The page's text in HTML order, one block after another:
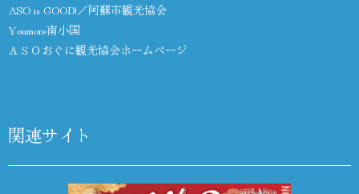
ASO is GOOD!／阿蘇市観光協会
Youmore南小国
ＡＳＯおぐに観光協会ホームページ
関連サイト